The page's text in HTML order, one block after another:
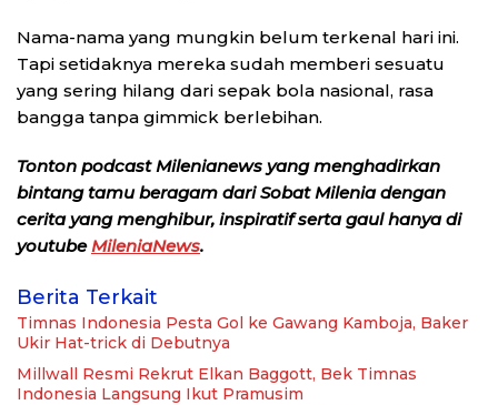
Nama-nama yang mungkin belum terkenal hari ini.
Tapi setidaknya mereka sudah memberi sesuatu
yang sering hilang dari sepak bola nasional, rasa
bangga tanpa gimmick berlebihan.
Tonton podcast Milenianews yang menghadirkan
bintang tamu beragam dari Sobat Milenia dengan
cerita yang menghibur, inspiratif serta gaul hanya di
youtubeMileniaNews.
Berita Terkait
Timnas Indonesia Pesta Gol ke Gawang Kamboja, Baker
Ukir Hat-trick di Debutnya
Millwall Resmi Rekrut Elkan Baggott, Bek Timnas
Indonesia Langsung Ikut Pramusim